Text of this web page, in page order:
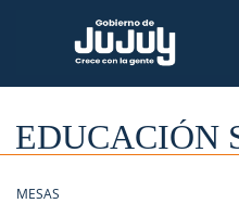
EDUCACIÓN
MESAS